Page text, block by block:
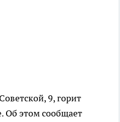
9, горит
Об этом сообщает